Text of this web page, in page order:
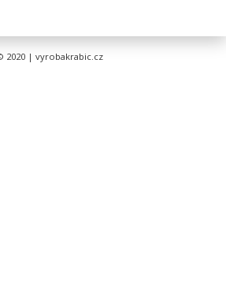
2020 | vyrobakrabic.cz